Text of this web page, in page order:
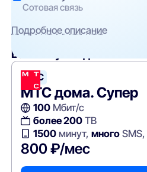
Сотовая связь
Подробное описание
Вам могут подойти
МТС
МТС дома. Супер
100Мбит/с
более 200ТВ
1500минут, многоSMS,
800 ₽/мес